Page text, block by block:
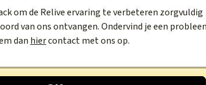
om de Relive ervaring te verbeteren zorgvuldig
van ons ontvangen. Ondervind je een
dan hiercontact met ons op.